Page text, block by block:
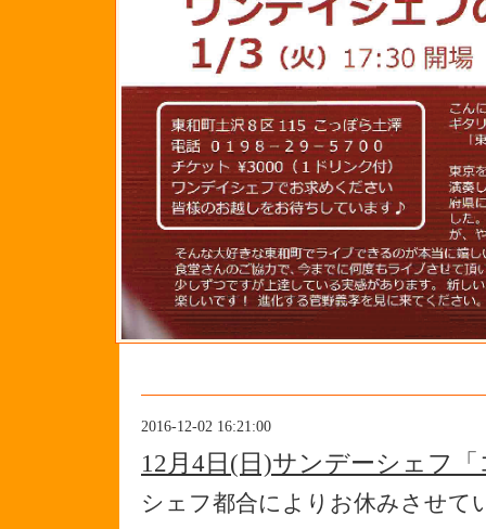
2016-12-02 16:21:00
12月4日(日)サンデーシェフ
シェフ都合によりお休みさせて